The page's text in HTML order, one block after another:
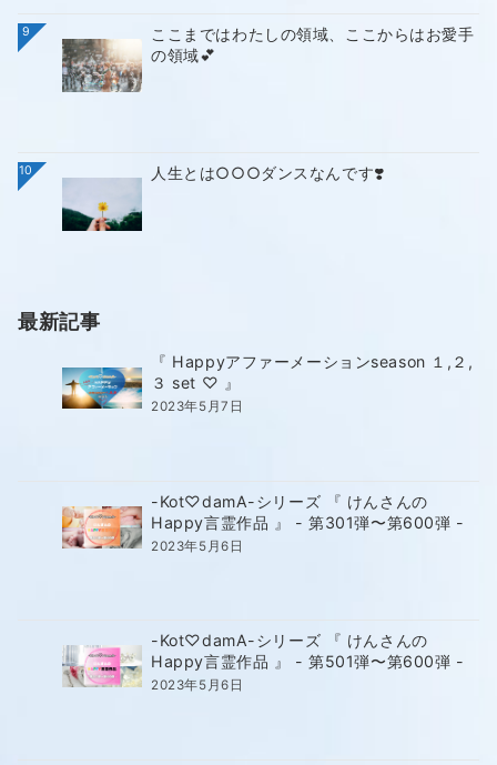
9
ここまではわたしの領域、ここからはお愛手
の領域💕
10 人生とは○○○ダンスなんです❣️
最新記事
『 Happyアファーメーションseason １,２,
３ set ♡ 』
2023年5月7日
-Kot♡damA-シリーズ 『 けんさんの
Happy言霊作品 』 - 第301弾〜第600弾 -
2023年5月6日
-Kot♡damA-シリーズ 『 けんさんの
Happy言霊作品 』 - 第501弾〜第600弾 -
2023年5月6日